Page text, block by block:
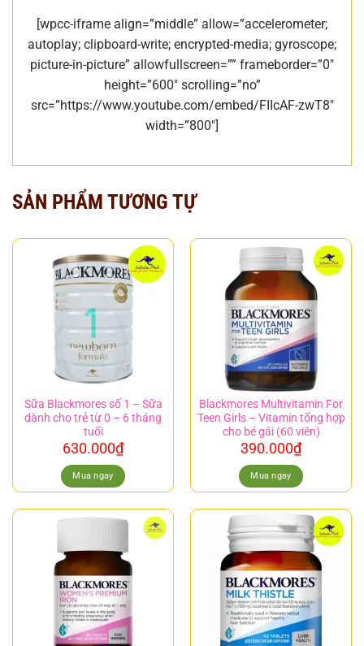
[wpcc-iframe align=”middle” allow=”accelerometer;
autoplay; clipboard-write; encrypted-media; gyroscope;
picture-in-picture” allowfullscreen=”” frameborder=”0″
height=”600″ scrolling=”no”
src=”https://www.youtube.com/embed/FIIcAF-zwT8″
width=”800″]
SẢN PHẨM TƯƠNG TỰ
Sữa Blackmores số 1 – Sữa
dành cho trẻ từ 0 – 6 tháng
tuổi
630.000₫
Mua ngay
Blackmores Multivitamin For
Teen Girls – Vitamin tổng hợp
cho bé gái (60 viên)
390.000₫
Mua ngay